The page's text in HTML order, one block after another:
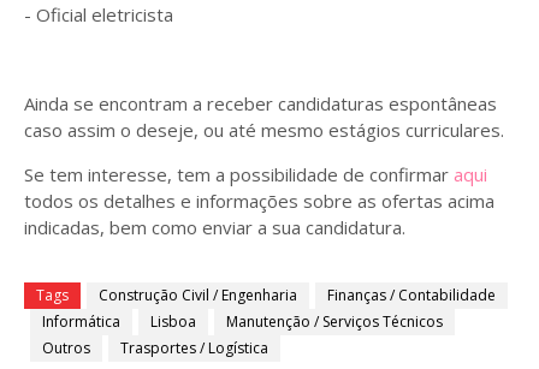
- Oficial eletricista
Ainda se encontram a receber candidaturas espontâneas
caso assim o deseje, ou até mesmo estágios curriculares.
Se tem interesse, tem a possibilidade de confirmar aqui
todos os detalhes e informações sobre as ofertas acima
indicadas, bem como enviar a sua candidatura.
Tags Construção Civil / Engenharia
Finanças / Contabilidade
Informática
Lisboa
Manutenção / Serviços Técnicos
Outros
Trasportes / Logística